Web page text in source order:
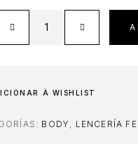
À WISHLIST
BODY , LENCERÍA